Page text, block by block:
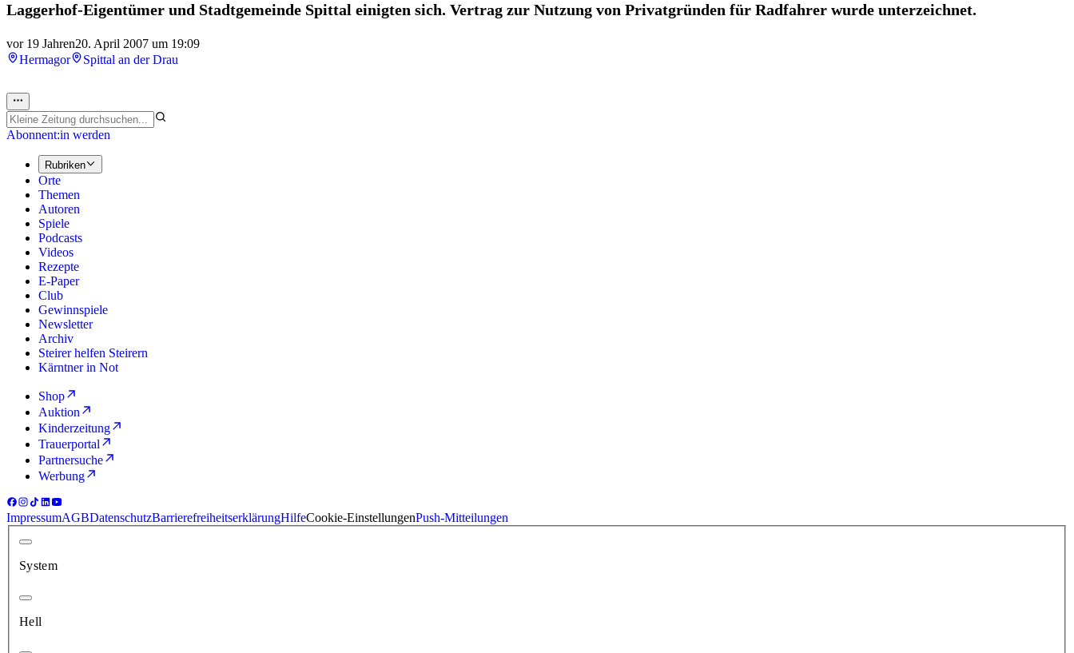
Laggerhof-Eigentümer und Stadtgemeinde Spittal einigten sich. Vertrag zur Nutzung von Privatgründen für Radfahrer wurde unterzeichnet.
vor 19 Jahren20. April 2007 um 19:09
Hermagor
Spittal an der Drau
Abonnent:in werden
Rubriken
Orte
Themen
Autoren
Spiele
Podcasts
Videos
Rezepte
E-Paper
Club
Gewinnspiele
Newsletter
Archiv
Steirer helfen Steirern
Kärntner in Not
Shop
Auktion
Kinderzeitung
Trauerportal
Partnersuche
Werbung
ImpressumAGBDatenschutzBarrierefreiheitserklärungHilfeCookie-EinstellungenPush-Mitteilungen
System
Hell